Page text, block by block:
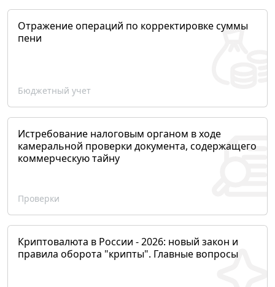
Отражение операций по корректировке суммы
пени
Бюджетный учет
Истребование налоговым органом в ходе
камеральной проверки документа, содержащего
коммерческую тайну
Проверки
Криптовалюта в России - 2026: новый закон и
правила оборота "крипты". Главные вопросы